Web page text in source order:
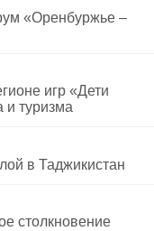
«Оренбуржье –
игр «Дети
и туризма
в Таджикистан
столкновение